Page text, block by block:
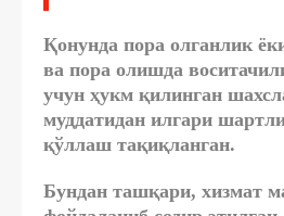
Қонунда пора олганлик
ва пора олишда
учун ҳукм қилинган
муддатидан илгари
қўллаш тақиқланган.
Бундан ташқари, хизмат